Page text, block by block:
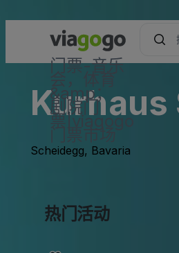
门票-音乐
&amp；
剧院门
票|viagogo
Kurhaus
Scheidegg, Bavaria
热门活动